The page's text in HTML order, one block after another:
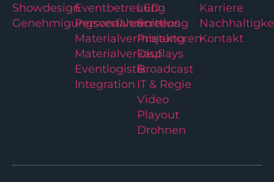
Showdesign
Genehmigungsverfahren
Eventbetreuung
Personalvermittlung
Materialvermietung
Materialverkauf
Eventlogistik
Integration
LED
Screens
Projektoren
Displays
Broadcast
IT & Regie
Video
Playout
Drohnen
Karriere
Kontakt